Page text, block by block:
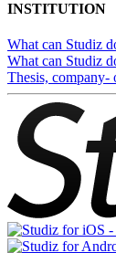
INSTITUTION
What can Studiz
What can Studiz
Thesis, company-